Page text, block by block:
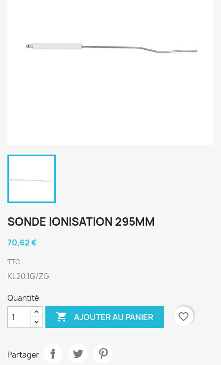
SONDE IONISATION 295MM
70,62 €
TTC
KL20.1G/ZG
Quantité
 AJOUTER AU PANIER favorite_border
Partager